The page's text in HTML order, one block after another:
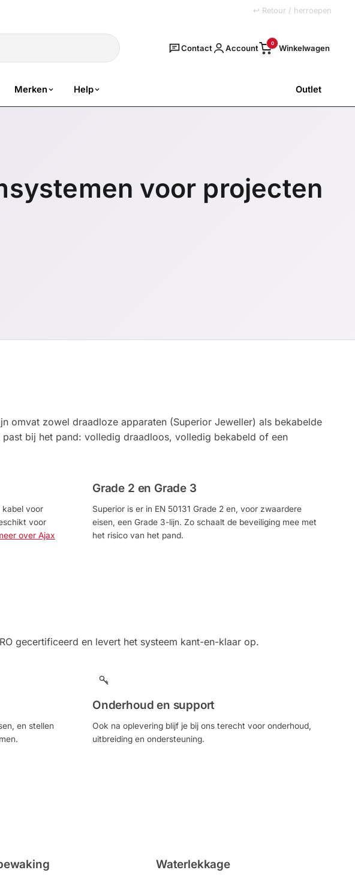
↩ Retour / herroepen
Zoeken
Contact Account 0
Merken Help Outlet
voor projecten
omvat zowel draadloze apparaten (Superior Jeweller) als bekabelde
bij het pand: volledig draadloos, volledig bekabeld of een
kabel voor
voor
over Ajax
Grade 2 en Grade 3
Superior is er in EN 50131 Grade 2 en, voor zwaardere
eisen, een Grade 3-lijn. Zo schaalt de beveiliging mee met
het risico van het pand.
gecertificeerd en levert het systeem kant-en-klaar op.
en stellen
Onderhoud en support
Ook na oplevering blijf je bij ons terecht voor onderhoud,
uitbreiding en ondersteuning.
Waterlekkage